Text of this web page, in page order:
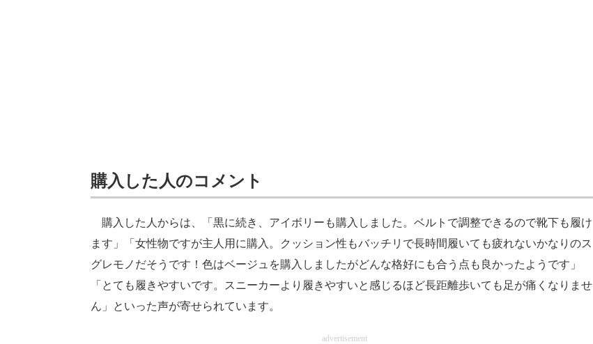
購入した人のコメント
購入した人からは、「黒に続き、アイボリーも購入しました。ベルトで調整できるので靴下も履け
ます」「女性物ですが主人用に購入。クッション性もバッチリで長時間履いても疲れないかなりのス
グレモノだそうです！色はベージュを購入しましたがどんな格好にも合う点も良かったようです」
「とても履きやすいです。スニーカーより履きやすいと感じるほど長距離歩いても足が痛くなりませ
ん」といった声が寄せられています。
advertisement